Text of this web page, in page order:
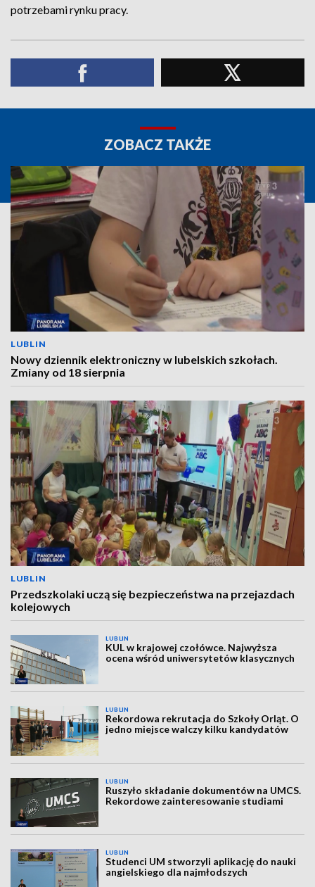
potrzebami rynku pracy.
ZOBACZ TAKŻE
LUBLIN
Nowy dziennik elektroniczny w lubelskich szkołach.
Zmiany od 18 sierpnia
LUBLIN
Przedszkolaki uczą się bezpieczeństwa na przejazdach
kolejowych
LUBLIN
KUL w krajowej czołówce. Najwyższa
ocena wśród uniwersytetów klasycznych
LUBLIN
Rekordowa rekrutacja do Szkoły Orląt. O
jedno miejsce walczy kilku kandydatów
LUBLIN
Ruszyło składanie dokumentów na UMCS.
Rekordowe zainteresowanie studiami
LUBLIN
Studenci UM stworzyli aplikację do nauki
angielskiego dla najmłodszych